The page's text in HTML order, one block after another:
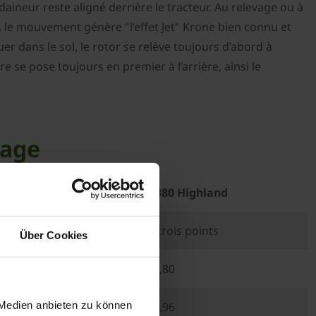
Über Cookies
anbieten zu können
reste aligné derrière le tracteur. Au relevage ou à
mouvement génère "l’effet Jet" Krone bien connu et
dans le sol, le rotor se relève toujours d’abord à
se pose toujours en premier à l’arrière, ainsi le
Swadro S 380 Highland
Attelage trois points
3,80
2,96